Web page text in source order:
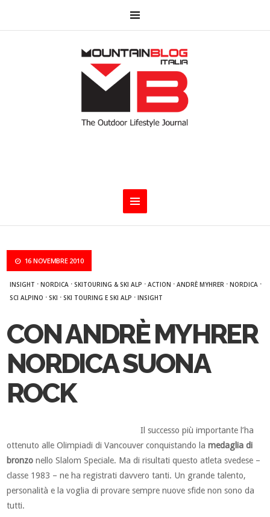
16 NOVEMBRE 2010
INSIGHT ·NORDICA ·SKITOURING & SKI ALP ·ACTION ·ANDRÈ MYHRER ·NORDICA ·
SCI ALPINO ·SKI ·SKI TOURING E SKI ALP ·INSIGHT
CON ANDRÈ MYHRER
NORDICA SUONA
ROCK
Il successo più importante l’ha
ottenuto alle Olimpiadi di Vancouver conquistando la medaglia di
bronzo nello Slalom Speciale. Ma di risultati questo atleta svedese –
classe 1983 – ne ha registrati davvero tanti. Un grande talento,
personalità e la voglia di provare sempre nuove sfide non sono da
tutti.